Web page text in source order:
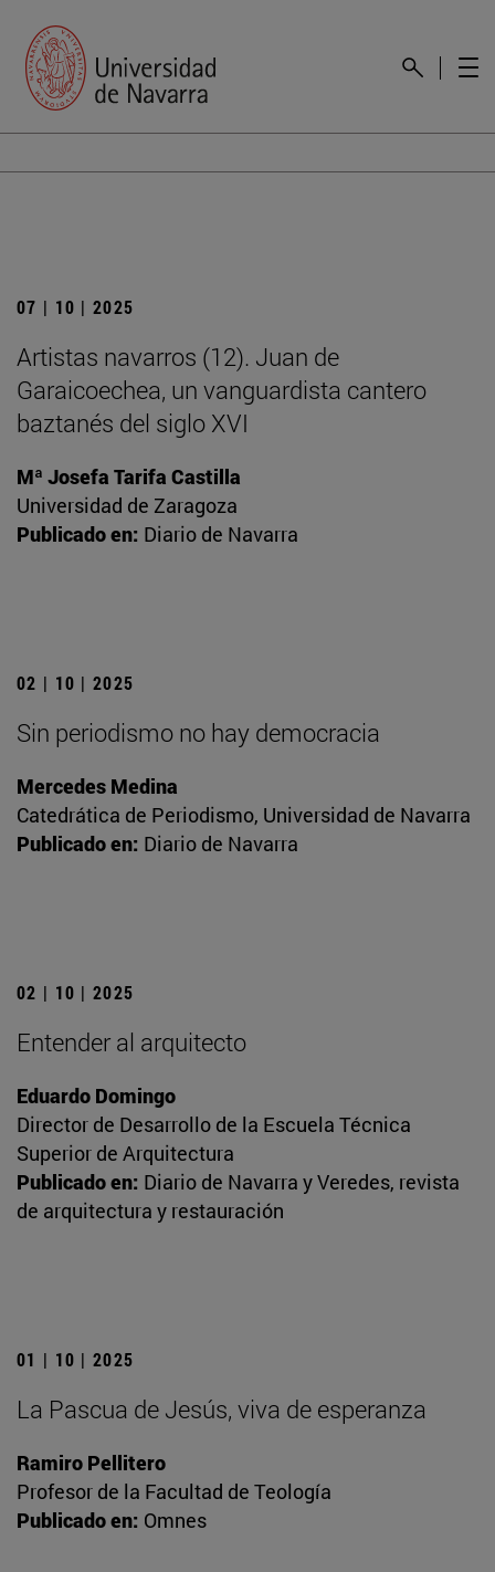
07 | 10 | 2025
Artistas navarros (12). Juan de
Garaicoechea, un vanguardista cantero
baztanés del siglo XVI
Mª Josefa Tarifa Castilla
Universidad de Zaragoza
Publicado en: Diario de Navarra
02 | 10 | 2025
Sin periodismo no hay democracia
Mercedes Medina
Catedrática de Periodismo, Universidad de Navarra
Publicado en: Diario de Navarra
02 | 10 | 2025
Entender al arquitecto
Eduardo Domingo
Director de Desarrollo de la Escuela Técnica
Superior de Arquitectura
Publicado en: Diario de Navarra y Veredes, revista
de arquitectura y restauración
01 | 10 | 2025
La Pascua de Jesús, viva de esperanza
Ramiro Pellitero
Profesor de la Facultad de Teología
Publicado en: Omnes